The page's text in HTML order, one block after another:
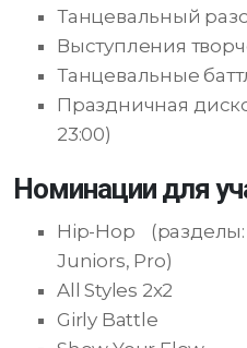
Танцевальный
Выступления
Танцевальные
Праздничная
23:00)
Номинации для
Hip-Hop
Juniors, Pro)
All Styles 2x2
Girly Battle